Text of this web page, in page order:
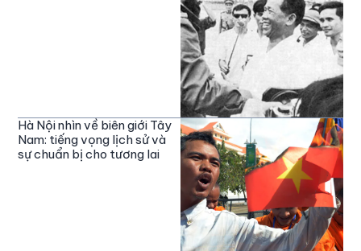
Hà Nội nhìn về biên giới Tây
Nam: tiếng vọng lịch sử và
sự chuẩn bị cho tương lai